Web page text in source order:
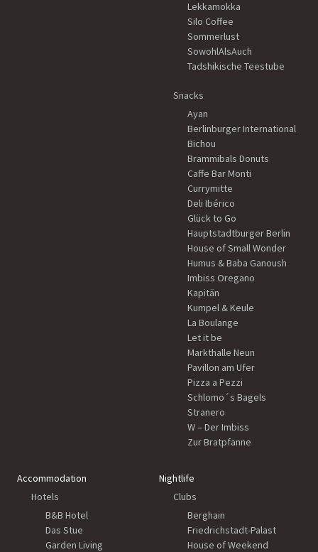
Lekkamokka
Silo Coffee
Sommerlust
SowohlAlsAuch
Tadshikische Teestube
Snacks
Ayan
Berlinburger International
Bichou
Brammibals Donuts
Caffe Bar Monti
Currymitte
Deli Ibérico
Glück to Go
Hauptstadtburger Berlin
House of Small Wonder
Humus & Baba Ganoush
Imbiss Oregano
Kapitän
Kumpel & Keule
La Boulange
Let it be
Markthalle Neun
Pavillon am Ufer
Pizza a Pezzi
Schlomo´s Bagels
Stranero
W – Der Imbiss
Zur Bratpfanne
Accommodation
Hotels
B&B Hotel
Das Stue
Garden Living
Nightlife
Clubs
Berghain
Friedrichstadt-Palast
House of Weekend